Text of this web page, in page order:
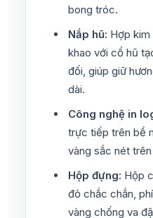
bong tróc.
Nắp hũ: Hợp
khao với cổ hũ
đối, giúp giữ
dài.
Công nghệ in
trực tiếp trên bề
vàng sắc nét
Hộp đựng: Hộp
đỏ chắc chắn,
vàng chống va